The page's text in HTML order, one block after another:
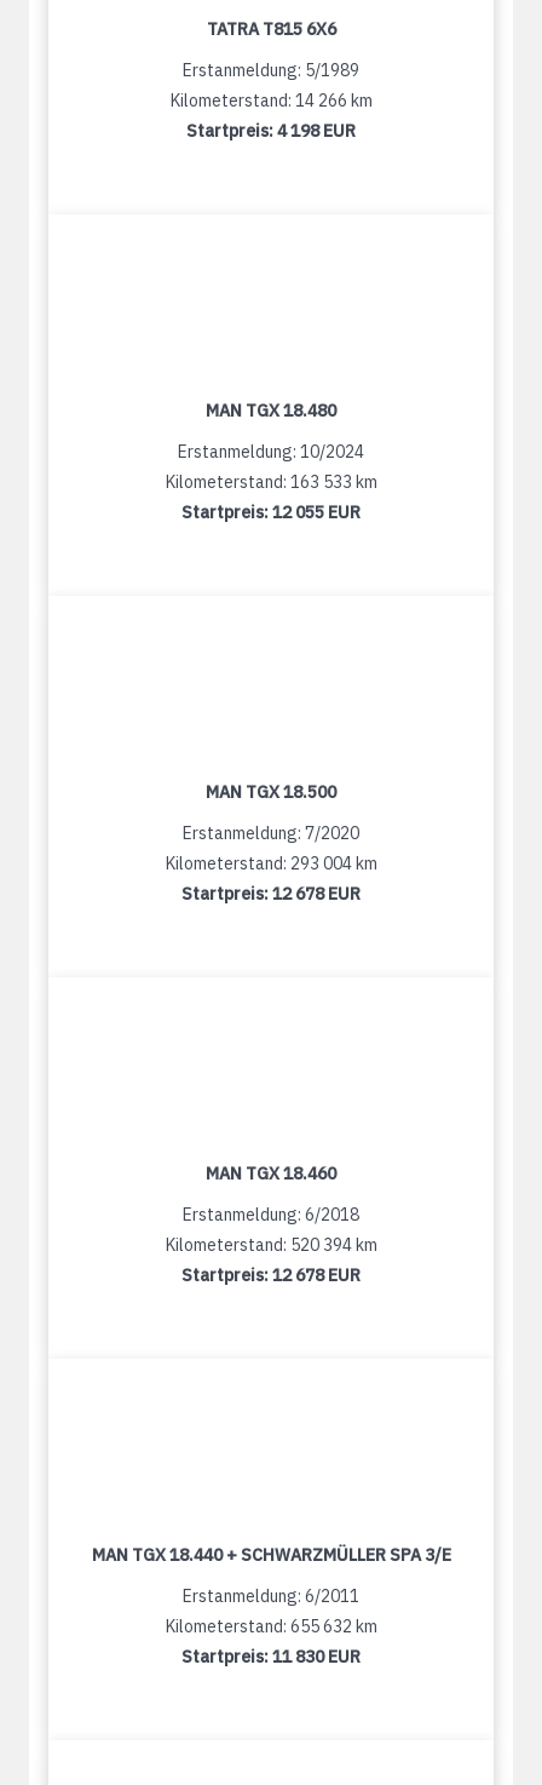
TATRA T815 6X6
Erstanmeldung: 5/1989
Kilometerstand: 14 266 km
Startpreis:4 198 EUR
MAN TGX 18.480
Erstanmeldung: 10/2024
Kilometerstand: 163 533 km
Startpreis:12 055 EUR
MAN TGX 18.500
Erstanmeldung: 7/2020
Kilometerstand: 293 004 km
Startpreis:12 678 EUR
MAN TGX 18.460
Erstanmeldung: 6/2018
Kilometerstand: 520 394 km
Startpreis:12 678 EUR
MAN TGX 18.440 + SCHWARZMÜLLER SPA 3/E
Erstanmeldung: 6/2011
Kilometerstand: 655 632 km
Startpreis:11 830 EUR